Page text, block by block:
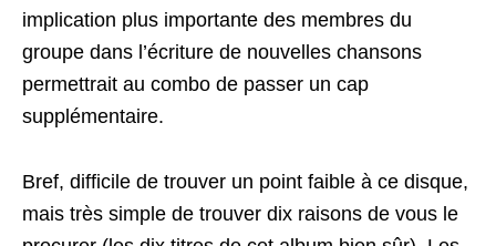
implication plus importante des membres du
groupe dans l’écriture de nouvelles chansons
permettrait au combo de passer un cap
supplémentaire.
Bref, difficile de trouver un point faible à ce disque,
mais très simple de trouver dix raisons de vous le